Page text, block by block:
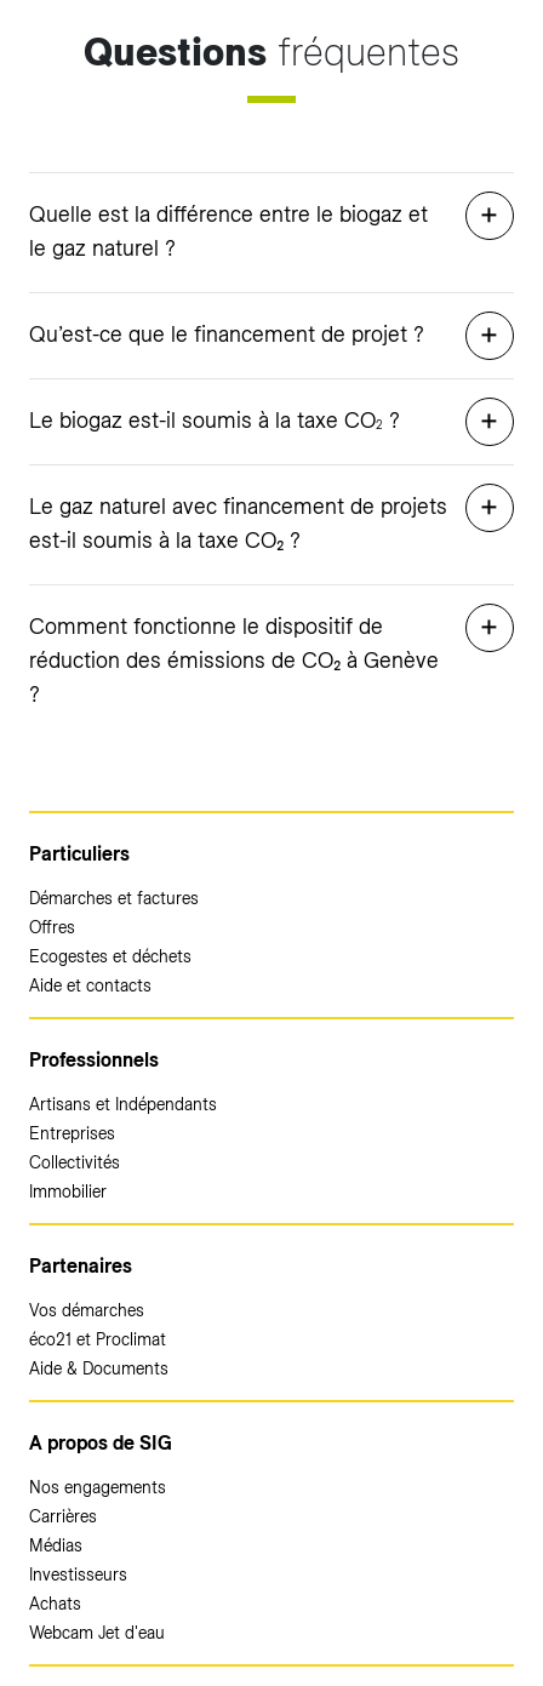
Questions fréquentes
Quelle est la différence entre le biogaz et
le gaz naturel ?
Qu’est-ce que le financement de projet ?
Le biogaz est-il soumis à la taxe CO2 ?
Le gaz naturel avec financement de projets
est-il soumis à la taxe CO₂ ?
Comment fonctionne le dispositif de
réduction des émissions de CO₂ à Genève
?
Particuliers
Démarches et factures
Offres
Ecogestes et déchets
Aide et contacts
Professionnels
Artisans et Indépendants
Entreprises
Collectivités
Immobilier
Partenaires
Vos démarches
éco21 et Proclimat
Aide & Documents
A propos de SIG
Nos engagements
Carrières
Médias
Investisseurs
Achats
Webcam Jet d'eau